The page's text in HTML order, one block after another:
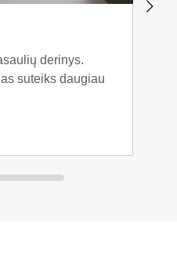
derinys.
suteiks daugiau